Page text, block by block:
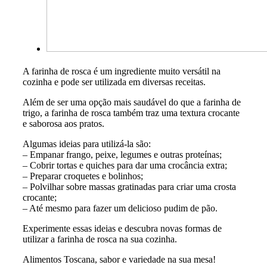
A farinha de rosca é um ingrediente muito versátil na
cozinha e pode ser utilizada em diversas receitas.
Além de ser uma opção mais saudável do que a farinha de
trigo, a farinha de rosca também traz uma textura crocante
e saborosa aos pratos.
Algumas ideias para utilizá-la são:
– Empanar frango, peixe, legumes e outras proteínas;
– Cobrir tortas e quiches para dar uma crocância extra;
– Preparar croquetes e bolinhos;
– Polvilhar sobre massas gratinadas para criar uma crosta
crocante;
– Até mesmo para fazer um delicioso pudim de pão.
Experimente essas ideias e descubra novas formas de
utilizar a farinha de rosca na sua cozinha.
Alimentos Toscana, sabor e variedade na sua mesa!